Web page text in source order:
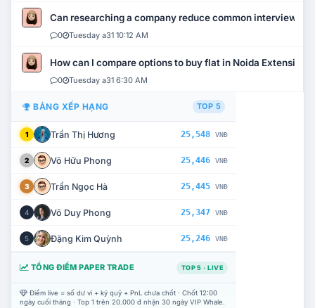
Can researching a company reduce common interview
0 Tuesday a31 10:12 AM
How can I compare options to buy flat in Noida Extension?
0 Tuesday a31 6:30 AM
BẢNG XẾP HẠNG TOP 5
1 Trần Thị Hương 25,548 VNĐ
2 Võ Hữu Phong 25,446 VNĐ
3 Trần Ngọc Hà 25,445 VNĐ
4 Võ Duy Phong 25,347 VNĐ
5 Đặng Kim Quỳnh 25,246 VNĐ
TỔNG ĐIỂM PAPER TRADE TOP 5 · LIVE
Điểm live = số dư ví + ký quỹ + PnL chưa chốt · Chốt 12:00
ngày cuối tháng · Top 1 trên 20.000 đ nhận 30 ngày VIP Whale.